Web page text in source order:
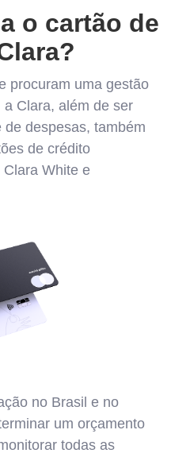
o cartão de
procuram uma gestão
Clara, além de ser
despesas, também
de crédito
White e
no Brasil e no
um orçamento
todas as